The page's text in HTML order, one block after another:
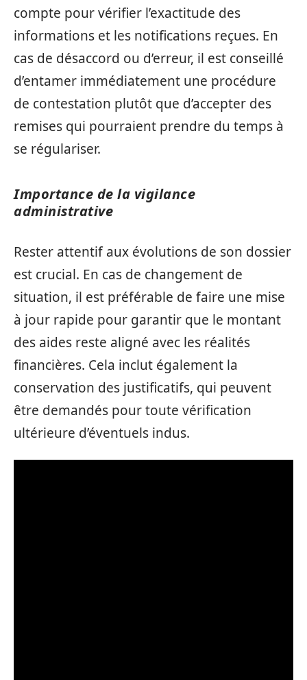
compte pour vérifier l’exactitude des
informations et les notifications reçues. En
cas de désaccord ou d’erreur, il est conseillé
d’entamer immédiatement une procédure
de contestation plutôt que d’accepter des
remises qui pourraient prendre du temps à
se régulariser.
Importance de la vigilance
administrative
Rester attentif aux évolutions de son dossier
est crucial. En cas de changement de
situation, il est préférable de faire une mise
à jour rapide pour garantir que le montant
des aides reste aligné avec les réalités
financières. Cela inclut également la
conservation des justificatifs, qui peuvent
être demandés pour toute vérification
ultérieure d’éventuels indus.